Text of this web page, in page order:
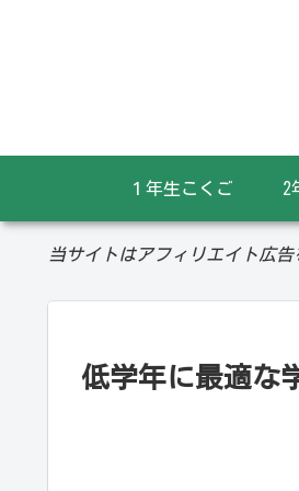
１年生こくご 2
当サイトはアフィリエイト広告
低学年に最適な